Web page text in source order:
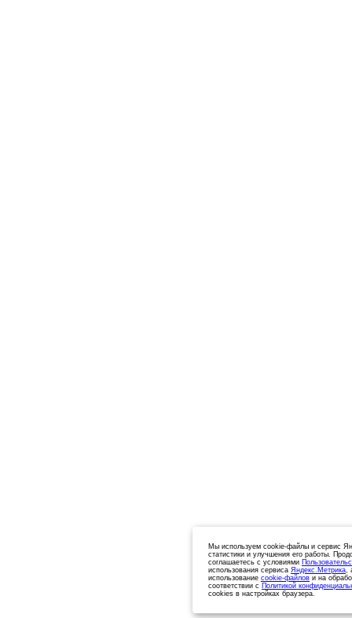
Мы используем cookie-файлы и сервис
статистики и улучшения его работы.
соглашаетесь с условиями
использования сервиса Яндекс.Метрика,
использование cookie-файлов и на
соответствии с Политикой
cookies в настройках браузера.